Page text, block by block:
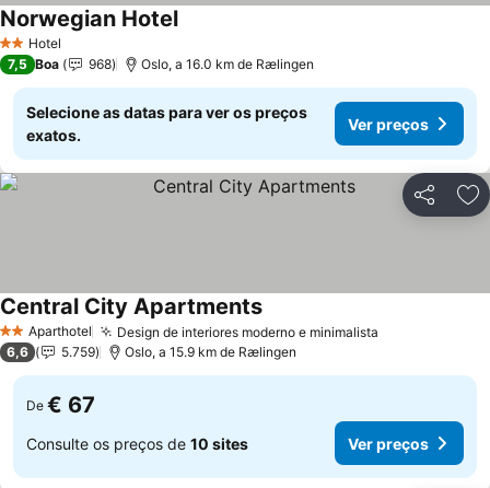
2 Estrelas
Hotel
Norwegian Hotel
7,5 Boa 968 Oslo, a 16.0 km de Rælingen
Selecione as datas para ver os preços
exatos.
Ver preços
Partilhar
2 EstrelasAparthotel Design de interiores moderno e minimalista
Central City Apartments
6,6 5.759 Oslo, a 15.9 km de Rælingen
De € 67
Consulte os preços de 10 sites Ver preços